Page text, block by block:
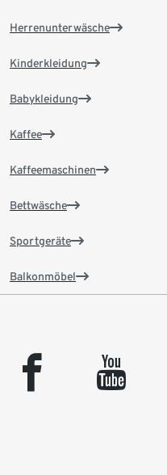
Herrenunterwäsche
Kinderkleidung
Babykleidung
Kaffee
Kaffeemaschinen
Bettwäsche
Sportgeräte
Balkonmöbel
facebook youtube